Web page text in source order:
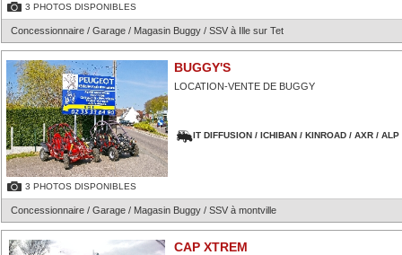
3 PHOTOS DISPONIBLES
Concessionnaire / Garage / Magasin Buggy / SSV à Ille sur Tet
3 PHOTOS DISPONIBLES
BUGGY'S
LOCATION-VENTE DE BUGGY
IT DIFFUSION / ICHIBAN / KINROAD / AXR / ALP
Concessionnaire / Garage / Magasin Buggy / SSV à montville
CAP XTREM